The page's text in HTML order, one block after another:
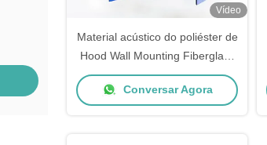
Vídeo
Material acústico do poliéster de
Hood Wall Mounting Fiberglass
Reinforced do telefone de
Noiseproof
Conversar Agora